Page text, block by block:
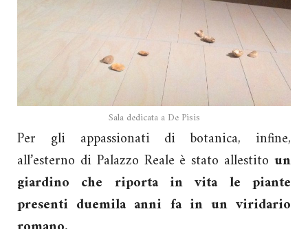
Sala dedicata a De Pisis
Per gli appassionati di botanica, infine,
all’esterno di Palazzo Reale è stato allestito un
giardino che riporta in vita le piante
presenti duemila anni fa in un viridario